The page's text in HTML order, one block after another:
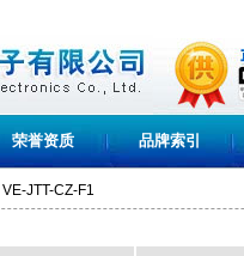
荣誉资质 品牌索引
VE-JTT-CZ-F1